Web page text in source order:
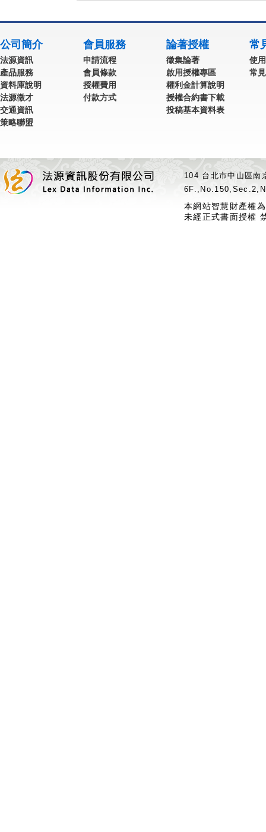
公司簡介
法源資訊
產品服務
資料庫說明
法源徵才
交通資訊
策略聯盟
會員服務
申請流程
會員條款
授權費用
付款方式
論著授權
徵集論著
啟用授權專區
權利金計算說明
授權合約書下載
投稿基本資料表
常
使
常
104 台北市中山區
本網站智慧財產權
未經正式書面授權